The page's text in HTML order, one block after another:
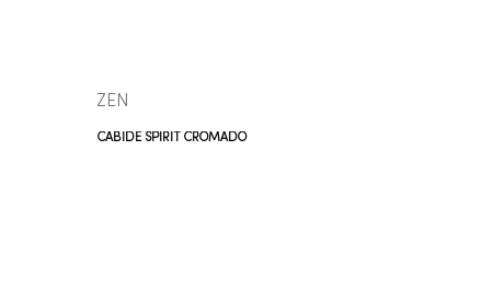
ZEN
CABIDE SPIRIT CROMADO